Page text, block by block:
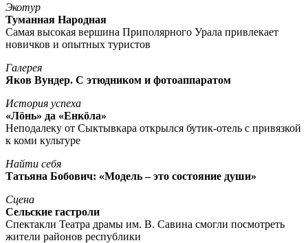
Экотур
Туманная Народная
Самая высокая вершина Приполярного Урала привлекает
новичков и опытных туристов
Галерея
Яков Вундер. С этюдником и фотоаппаратом
История успеха
«Лöнь» да «Енкöла»
Неподалеку от Сыктывкара открылся бутик-отель с привязкой
к коми культуре
Найти себя
Татьяна Бобович: «Модель – это состояние души»
Сцена
Сельские гастроли
Спектакли Театра драмы им. В. Савина смогли посмотреть
жители районов республики